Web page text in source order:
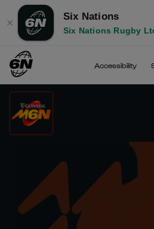
✕
Six Nations
Six Nations Rugby
Accessibility